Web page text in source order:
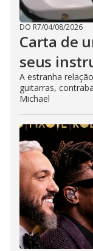
DO R7/04/08/2026
Carta de
seus
A estranha
guitarras,
Michael